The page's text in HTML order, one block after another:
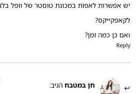
יש אפשרות לאפות במכונת טוסטר של וופל
לקאפקייקס?
ואם כן כמה זמן?
Reply
חן במטבח הגיב: